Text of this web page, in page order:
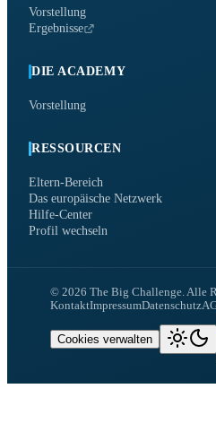
Vorstellung
Ergebnisse
DIE ACADEMY
Vorstellung
RESSOURCEN
Eltern-Bereich
Das europäische Netzwerk
Hilfe-Center
Profil wechseln
© 2026 The Big Challenge.Alle
KontaktImpressumDatenschutz
Cookies verwalten